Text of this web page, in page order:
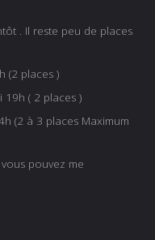
. Il reste peu de places
(2 places )
( 2 places )
(2 à 3 places Maximum
pouvez me